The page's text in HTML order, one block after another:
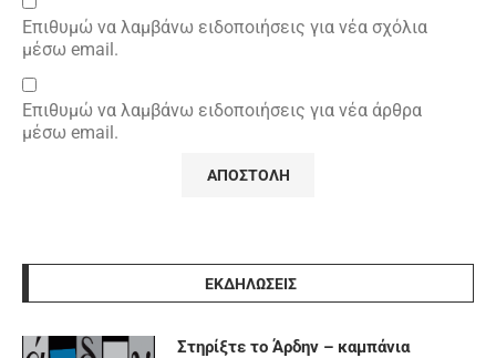
Επιθυμώ να λαμβάνω ειδοποιήσεις για νέα σχόλια
μέσω email.
Επιθυμώ να λαμβάνω ειδοποιήσεις για νέα άρθρα
μέσω email.
ΕΚΔΗΛΩΣΕΙΣ
Στηρίξτε το Άρδην – καμπάνια